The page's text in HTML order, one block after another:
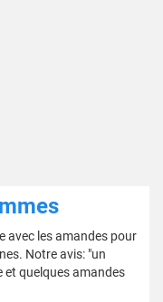
avec les amandes pour
Notre avis: "un
et quelques amandes